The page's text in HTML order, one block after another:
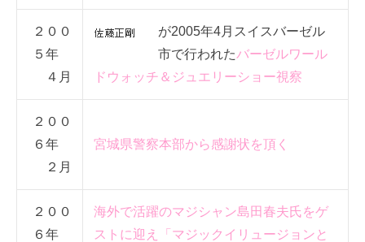
２００
５年
４月
が2005年4月スイスバーゼル
市で行われたバーゼルワール
ドウォッチ＆ジュエリーショー視察
２００
６年
２月
宮城県警察本部から感謝状を頂く
２００
６年
海外で活躍のマジシャン島田春夫氏をゲ
ストに迎え「マジックイリュージョンと